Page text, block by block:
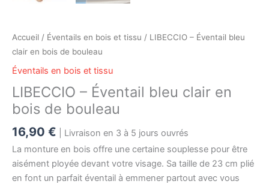
Accueil / Éventails en bois et tissu / LIBECCIO – Éventail bleu
clair en bois de bouleau
Éventails en bois et tissu
LIBECCIO – Éventail bleu clair en
bois de bouleau
16,90 €
| Livraison en 3 à 5 jours ouvrés
La monture en bois offre une certaine souplesse pour être
aisément ployée devant votre visage. Sa taille de 23 cm plié
en font un parfait éventail à emmener partout avec vous